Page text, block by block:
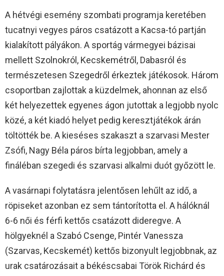
A hétvégi esemény szombati programja keretében
tucatnyi vegyes páros csatázott a Kacsa-tó partján
kialakított pályákon. A sportág vármegyei bázisai
mellett Szolnokról, Kecskemétről, Dabasról és
természetesen Szegedről érkeztek játékosok. Három
csoportban zajlottak a küzdelmek, ahonnan az első
két helyezettek egyenes ágon jutottak a legjobb nyolc
közé, a két kiadó helyet pedig keresztjátékok árán
töltötték be. A kieséses szakaszt a szarvasi Mester
Zsófi, Nagy Béla páros bírta legjobban, amely a
fináléban szegedi és szarvasi alkalmi duót győzött le.
A vasárnapi folytatásra jelentősen lehűlt az idő, a
röpiseket azonban ez sem tántorította el. A hálóknál
6-6 női és férfi kettős csatázott dideregve. A
hölgyeknél a Szabó Csenge, Pintér Vanessza
(Szarvas, Kecskemét) kettős bizonyult legjobbnak, az
urak csatározásait a békéscsabai Török Richárd és